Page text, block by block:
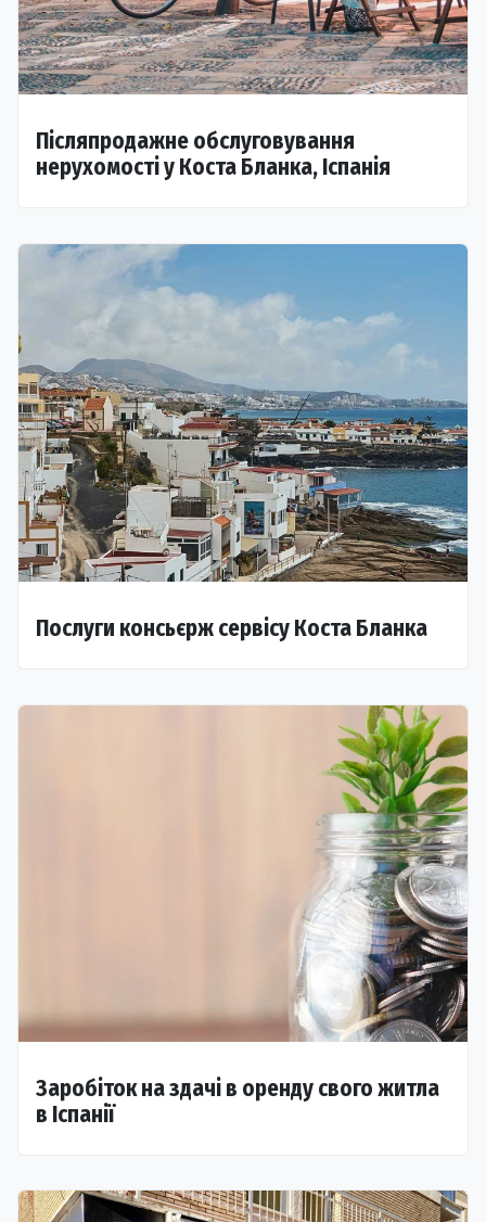
Післяпродажне обслуговування
нерухомості у Коста Бланка, Іспанія
Послуги консьєрж сервісу Коста Бланка
Заробіток на здачі в оренду свого житла
в Іспанії